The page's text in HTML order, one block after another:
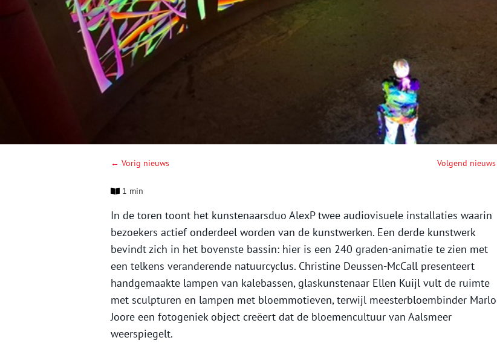
← Vorig nieuws Volgend
1 min
In de toren toont het kunstenaarsduo AlexP twee audiovisuele installaties waarin
bezoekers actief onderdeel worden van de kunstwerken. Een derde kunstwerk
bevindt zich in het bovenste bassin: hier is een 240 graden-animatie te zien met
een telkens veranderende natuurcyclus. Christine Deussen-McCall presenteert
handgemaakte lampen van kalebassen, glaskunstenaar Ellen Kuijl vult de ruimte
met sculpturen en lampen met bloemmotieven, terwijl meesterbloembinder
Joore een fotogeniek object creëert dat de bloemencultuur van Aalsmeer
weerspiegelt.